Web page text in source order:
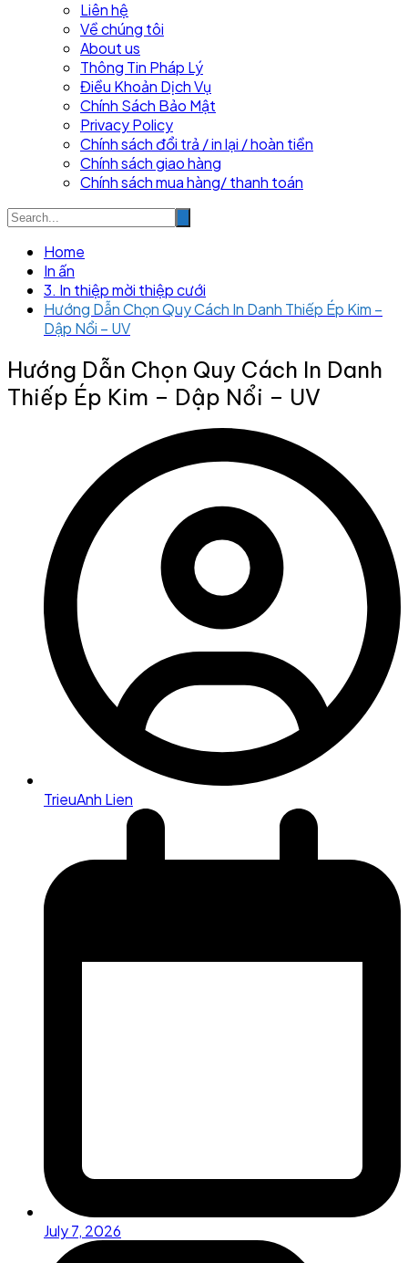
Liên hệ
Về chúng tôi
About us
Thông Tin Pháp Lý
Điều Khoản Dịch Vụ
Chính Sách Bảo Mật
Privacy Policy
Chính sách đổi trả / in lại / hoàn tiền
Chính sách giao hàng
Chính sách mua hàng/ thanh toán
Home
In ấn
3. In thiệp mời thiệp cưới
Hướng Dẫn Chọn Quy Cách In Danh Thiếp Ép Kim –
Dập Nổi – UV
Hướng Dẫn Chọn Quy Cách In Danh
Thiếp Ép Kim – Dập Nổi – UV
TrieuAnh Lien
July 7, 2026